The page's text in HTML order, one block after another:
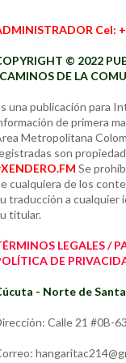
Cel:
© 2022
DE LA
una publicación para
de primera
Metropolitana
son
Se
cualquiera de los
traducción a cualquier
titular.
LEGALES /
DE
- Norte de
Calle 21 #0B-